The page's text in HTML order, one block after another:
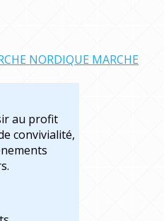
NORDIQUE MARCHE
au profit
convivialité,